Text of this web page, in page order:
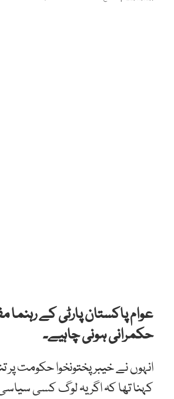
عوام پاکستان پارٹی کے
حکمرانی ہونی چاہیے۔
کہنا تھا کہ اگر یہ لوگ کسی